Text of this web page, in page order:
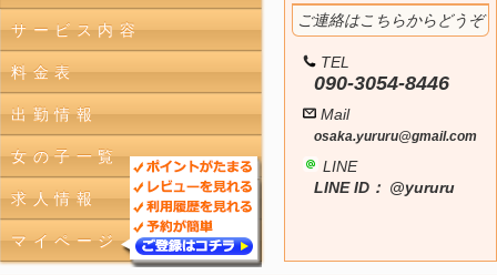
サービス内容
料金表
出勤情報
女の子一覧
求人情報
マイページ
ご連絡はこちらからどうぞ
TEL
090-3054-8446
Mail
osaka.yururu@gmail.com
LINE
LINE ID： @yururu